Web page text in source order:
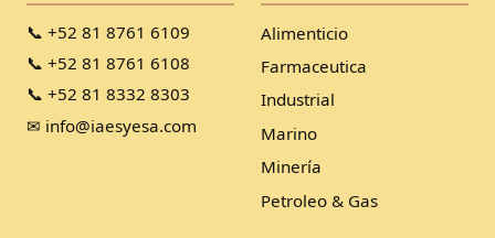
📞 +52 81 8761 6109
📞 +52 81 8761 6108
📞 +52 81 8332 8303
✉ info@iaesyesa.com
Alimenticio
Farmaceutica
Industrial
Marino
Minería
Petroleo & Gas